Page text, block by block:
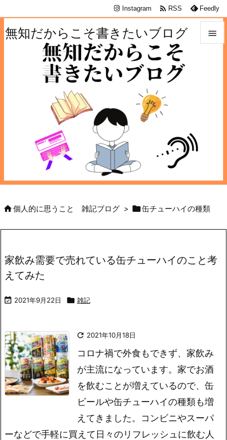
無知だからこそ書きたいブログ 
Instagram  RSS Feedly
個人的に思うこと 雑記ブログ > 缶チューハイの種類
家飲み需要で売れている缶チューハイのこと考
えてみた
 2021年9月22日  雑記
 2021年10月18日
コロナ禍で外食もできず、家飲み
が主流になっています。家でお酒
を飲むことが増えているので、缶
ビールや缶チューハイの種類も増
えてきました。コンビニやスーパ
ーなどで手軽に買えて日々のリフレッシュに飲む人